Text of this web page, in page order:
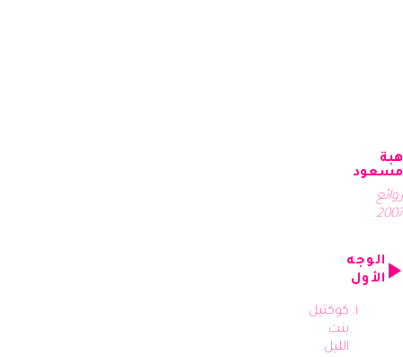
هبة
مسعود
روائع
2007
الوجه
الأول
كوكتيل
بنت
الليل